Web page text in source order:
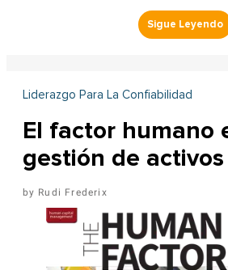
Liderazgo Para La Confiabilidad
El factor humano
gestión de activos
Rudi Frederix